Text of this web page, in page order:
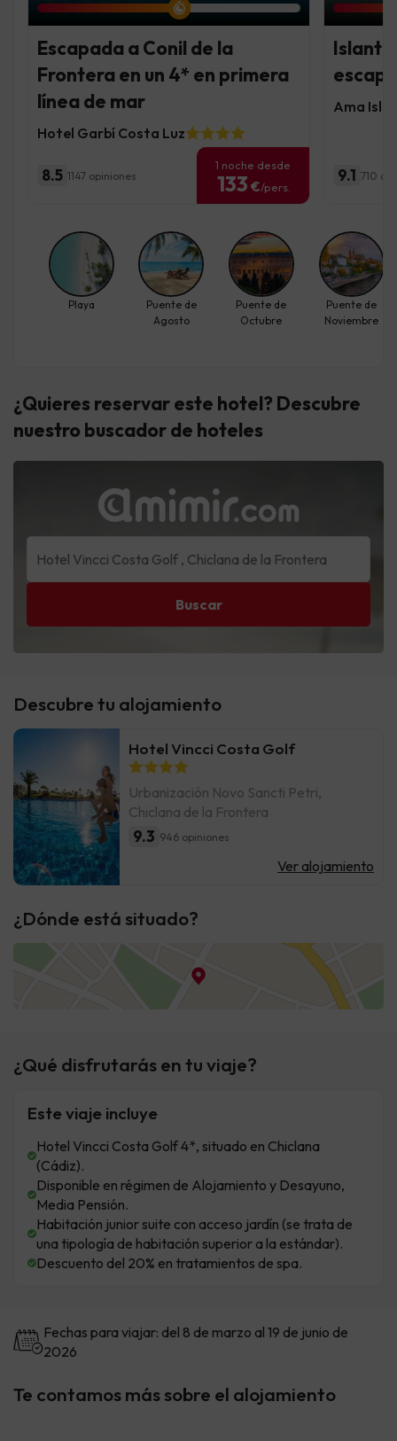
Descubre tu alojamiento
Hotel Vincci Costa Golf
Urbanización Novo Sancti Petri,
Chiclana de la Frontera
9.3 946 opiniones
Ver alojamiento
¿Dónde está situado?
¿Qué disfrutarás en tu viaje?
Este viaje incluye
Hotel Vincci Costa Golf 4*, situado en Chiclana
(Cádiz).
Disponible en régimen de Alojamiento y Desayuno,
Media Pensión.
Habitación junior suite con acceso jardín (se trata de
una tipología de habitación superior a la estándar).
Descuento del 20% en tratamientos de spa.
Fechas para viajar: del 8 de marzo al 19 de junio de
2026
Te contamos más sobre el alojamiento
Escapada a Conil de la
Frontera en un 4* en primera
línea de mar
Hotel Garbí Costa Luz
8.5 1147 opiniones
1 noche desde
133 €/pers.
Ama
9.1 710
Playa
Puente de
Agosto
Puente de
Octubre
Puente de
Noviembre
¿Quieres reservar este hotel? Descubre
nuestro buscador de hoteles
Buscar